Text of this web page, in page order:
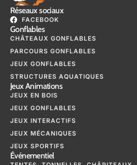
Réseaux sociaux
FACEBOOK
Gonflables
CHÂTEAUX GONFLABLES
PARCOURS GONFLABLES
JEUX GONFLABLES
STRUCTURES AQUATIQUES
Jeux Animations
JEUX EN BOIS
JEUX GONFLABLES
JEUX INTERACTIFS
JEUX MÉCANIQUES
JEUX SPORTIFS
Événementiel